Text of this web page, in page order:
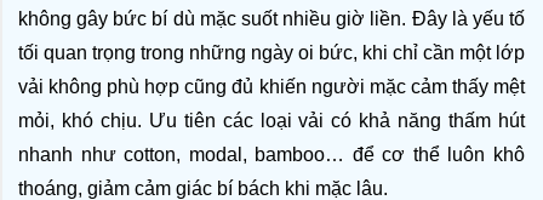
không gây bức bí dù mặc suốt nhiều giờ liền. Đây là yếu tố
tối quan trọng trong những ngày oi bức, khi chỉ cần một lớp
vải không phù hợp cũng đủ khiến người mặc cảm thấy mệt
mỏi, khó chịu. Ưu tiên các loại vải có khả năng thấm hút
nhanh như cotton, modal, bamboo… để cơ thể luôn khô
thoáng, giảm cảm giác bí bách khi mặc lâu.